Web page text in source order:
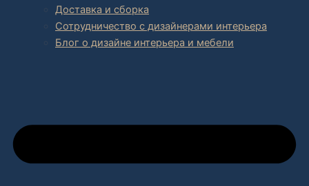
Доставка и сборка
Сотрудничество с дизайнерами интерьера
Блог о дизайне интерьера и мебели